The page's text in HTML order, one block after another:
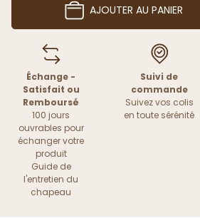
AJOUTER AU PANIER
Échange -
Satisfait ou
Remboursé
100 jours
ouvrables pour
échanger votre
produit
Guide de
l'entretien du
chapeau
Suivi de
commande
Suivez vos colis
en toute sérénité